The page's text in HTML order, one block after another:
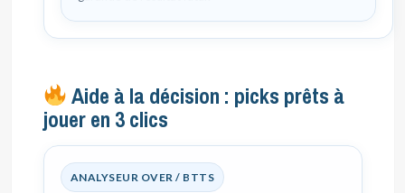
Aide à la décision : picks prêts à
jouer en 3 clics
ANALYSEUR OVER / BTTS